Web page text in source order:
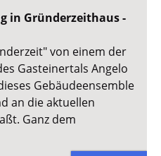
in Gründerzeithaus -
von einem der
Gasteinertals Angelo
Gebäudeensemble
an die aktuellen
Ganz dem